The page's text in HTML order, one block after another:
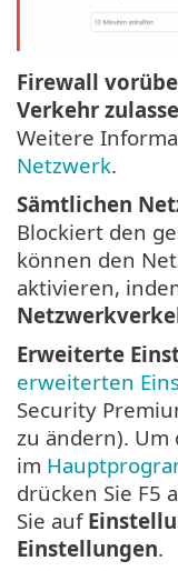
Firewall
Verkehr
Weitere
Netzwerk.
Sämtlichen
Blockiert den
können den
aktivieren,
Erweiterte
erweiterten
Security
zu ändern).
im
drücken Sie F5
Sie auf
Einstellungen.